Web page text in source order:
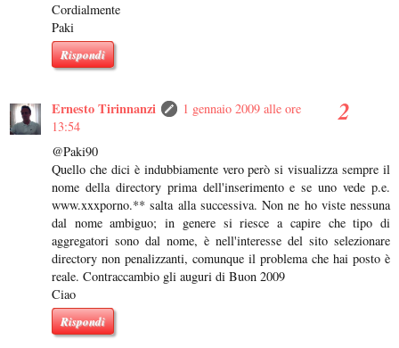
Cordialmente
Paki
Rispondi
Ernesto Tirinnanzi
1 gennaio 2009 alle ore
13:54
@Paki90
Quello che dici è indubbiamente vero però si visualizza sempre il
nome della directory prima dell'inserimento e se uno vede p.e.
www.xxxporno.** salta alla successiva. Non ne ho viste nessuna
dal nome ambiguo; in genere si riesce a capire che tipo di
aggregatori sono dal nome, è nell'interesse del sito selezionare
directory non penalizzanti, comunque il problema che hai posto è
reale. Contraccambio gli auguri di Buon 2009
Ciao
Rispondi